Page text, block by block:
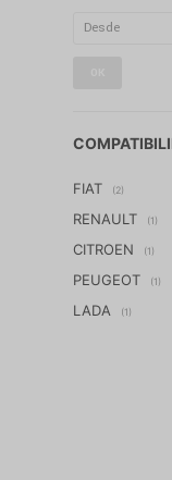
FIAT (2)
RENAULT (1)
CITROEN (1)
PEUGEOT (1)
LADA (1)